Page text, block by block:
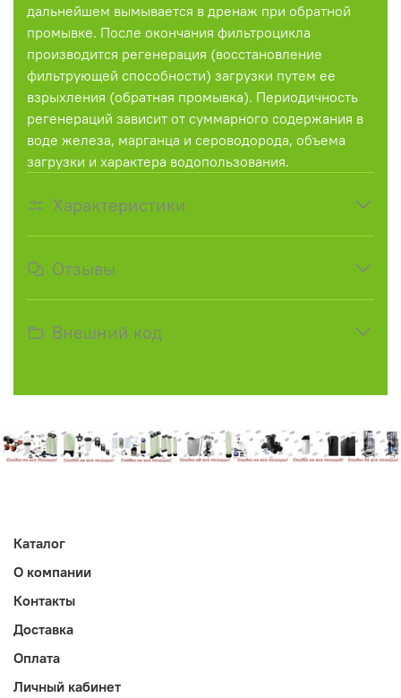
дальнейшем вымывается в дренаж при обратной
промывке. После окончания фильтроцикла
производится регенерация (восстановление
фильтрующей способности) загрузки путем ее
взрыхления (обратная промывка). Периодичность
регенераций зависит от суммарного содержания в
воде железа, марганца и сероводорода, объема
загрузки и характера водопользования.
Характеристики
Отзывы
Внешний код
Каталог
О компании
Контакты
Доставка
Оплата
Личный кабинет